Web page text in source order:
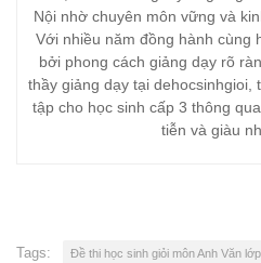
Nội nhờ chuyên môn vững và
Với nhiều năm đồng hành cùng
bởi phong cách giảng dạy rõ
thầy giảng dạy tại dehocsinhgioi,
tập cho học sinh cấp 3 thông
tiễn và giàu
Tags: Đề thi học sinh giỏi môn Anh Văn